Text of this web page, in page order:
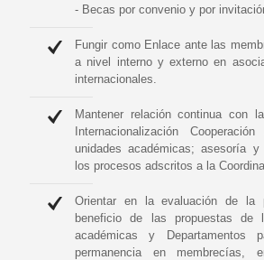
- Becas por convenio y por
Fungir como Enlace ante las
a nivel interno y externo en
internacionales.
Mantener relación continua con
Internacionalización
unidades académicas; asesoría y
los procesos adscritos a la
Orientar en la evaluación de la
beneficio de las propuestas de
académicas y Departamentos
permanencia en membrecías,